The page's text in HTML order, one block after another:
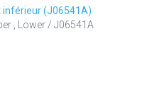
inférieur (J06541A)
, Lower / J06541A